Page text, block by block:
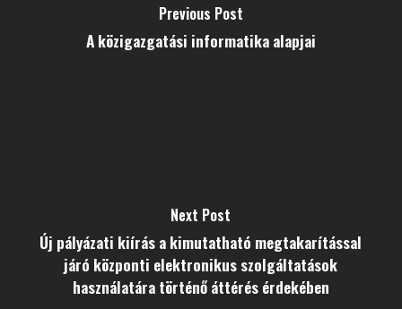
Previous Post
A közigazgatási informatika alapjai
Next Post
Új pályázati kiírás a kimutatható megtakarítással
járó központi elektronikus szolgáltatások
használatára történő áttérés érdekében